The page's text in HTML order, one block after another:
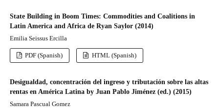
State Building in Boom Times: Commodities and Coalitions in
Latin America and Africa de Ryan Saylor (2014)
Emilia Seissus Ercilla
PDF (Spanish) HTML (Spanish)
Desigualdad, concentración del ingreso y tributación sobre las altas
rentas en América Latina by Juan Pablo Jiménez (ed.) (2015)
Samara Pascual Gomez